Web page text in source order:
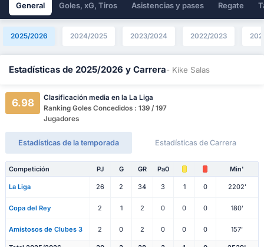
General Goles, xG, Tiros Asistencias y pases Regate
2025/2026 2024/2025 2023/2024 2022/2023
Estadísticas de 2025/2026 y Carrera- Kike Salas
6.98
Clasificación media en la La Liga
Ranking Goles Concedidos : 139 / 197
Jugadores
Estadísticas de la temporada Estadísticas de Carrera
Competición PJ G GR Pa0 Min'
La Liga 26 2 34 3 1 0 2202'
Copa del Rey 2 1 2 0 0 0 180'
Amistosos de Clubes 3 2 0 2 0 0 0 157'